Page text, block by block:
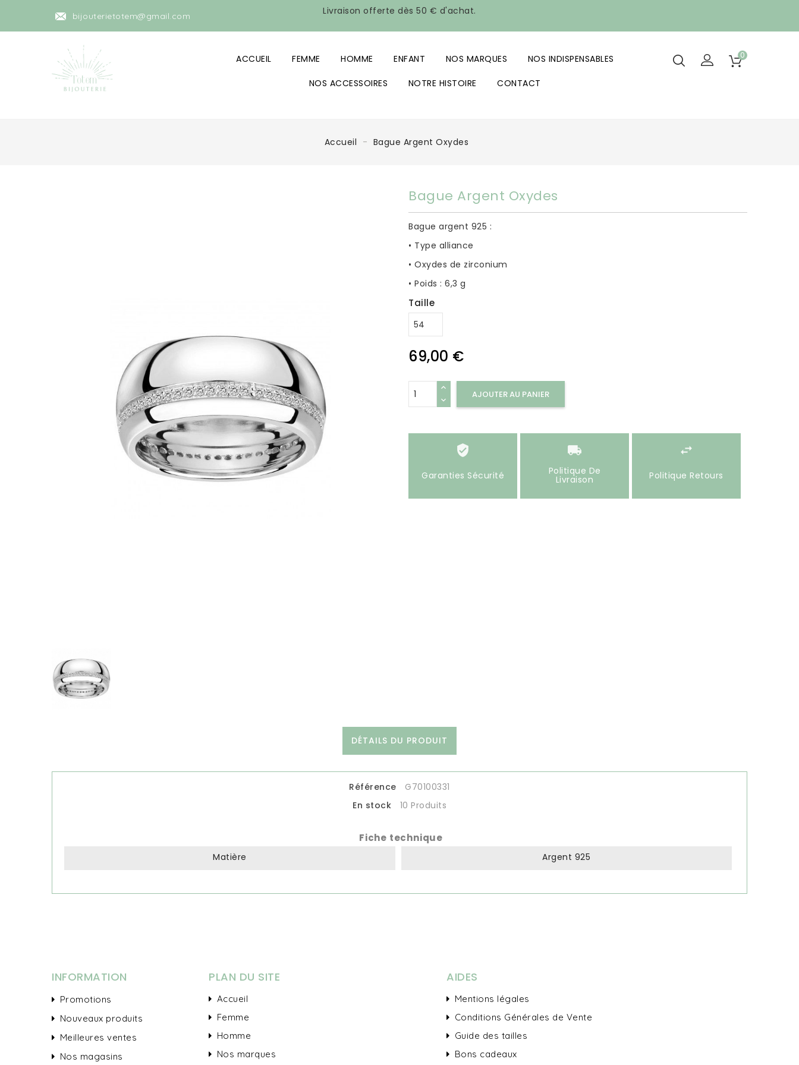
bijouterietotem@gmail.com Livraison offerte dès 50 € d'achat.
0
ACCUEIL FEMME HOMME ENFANT NOS MARQUES NOS INDISPENSABLES
NOS ACCESSOIRES NOTRE HISTOIRE CONTACT
Accueil Bague Argent Oxydes
Bague Argent Oxydes
Bague argent 925 :
• Type alliance
• Oxydes de zirconium
• Poids : 6,3 g
Taille
69,00 €
AJOUTER AU PANIER
Garanties Sécurité Politique De
Livraison Politique Retours
DÉTAILS DU PRODUIT
Référence
G70100331
En stock
10 Produits
Fiche technique
Matière Argent 925
INFORMATION
Promotions
Nouveaux produits
Meilleures ventes
Nos magasins
PLAN DU SITE
Accueil
Femme
Homme
Nos marques
AIDES
Mentions légales
Conditions Générales de Vente
Guide des tailles
Bons cadeaux